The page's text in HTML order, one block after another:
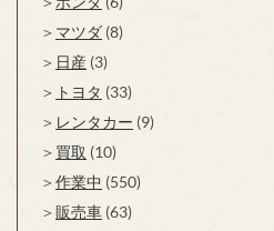
マツダ (8)
日産 (3)
トヨタ (33)
レンタカー (9)
買取 (10)
作業中 (550)
販売車 (63)